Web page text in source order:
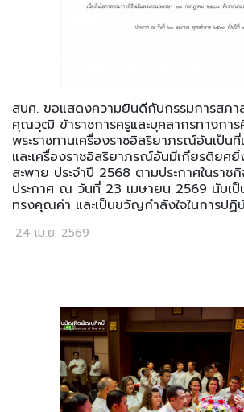
สบศ. ขอแสดงความยินดีกับกรรมการสภา
คุณวุฒิ ข้าราชการครูและบุคลากรทางกา
พระราชทานเครื่องราชอิสริยาภรณ์อันเป็น
และเครื่องราชอิสริยาภรณ์อันมีเกียรติยศ
สะพาย ประจำปี 2568 ตามประกาศในราช
ประกาศ ณ วันที่ 23 เมษายน 2569 นับเป็
ทรงคุณค่า และเป็นขวัญกำลังใจในการปฏิ
24 เม.ย. 2569